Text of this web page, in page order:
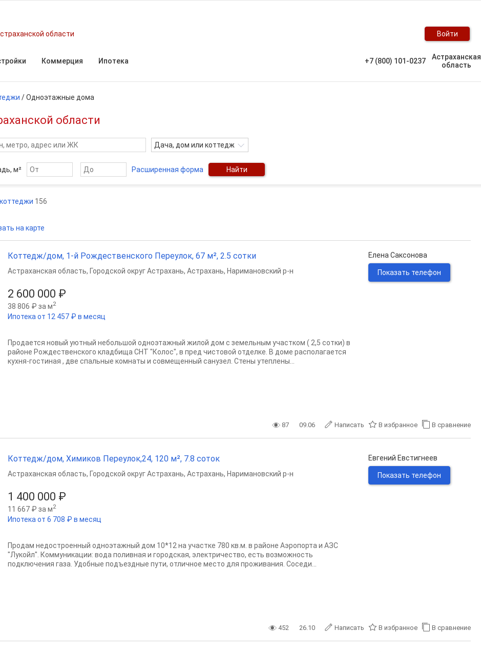
области Войти
Коммерция Ипотека +7 (800) 101-0237
Астраханская
область
/Одноэтажные дома
области
Дача, дом или коттедж
м² Расширенная форма Найти
156
на карте
Коттедж/дом, 1-й Рождественского Переулок, 67 м², 2.5 сотки
2 600 000 ₽
38 806 ₽ за м2
Ипотека от 12 457 ₽ в месяц
Астраханская область, Городской округ Астрахань, Астрахань, Наримановский р-н
Продается новый уютный небольшой одноэтажный жилой дом с земельным участком ( 2,5 сотки) в
районе Рождественского кладбища СНТ "Колос", в пред чистовой отделке. В доме располагается
кухня-гостиная , две спальные комнаты и совмещенный санузел. Стены утеплены...
Елена Саксонова
Показать телефон
87 09.06 Написать В избранное В сравнение
Коттедж/дом, Химиков Переулок,24, 120 м², 7.8 соток
1 400 000 ₽
11 667 ₽ за м2
Ипотека от 6 708 ₽ в месяц
Астраханская область, Городской округ Астрахань, Астрахань, Наримановский р-н
Продам недостроенный одноэтажный дом 10*12 на участке 780 кв.м. в районе Аэропорта и АЗС
"Лукойл". Коммуникации: вода поливная и городская, электричество, есть возможность
подключения газа. Удобные подъездные пути, отличное место для проживания. Соседи...
Евгений Евстигнеев
Показать телефон
452 26.10 Написать В избранное В сравнение